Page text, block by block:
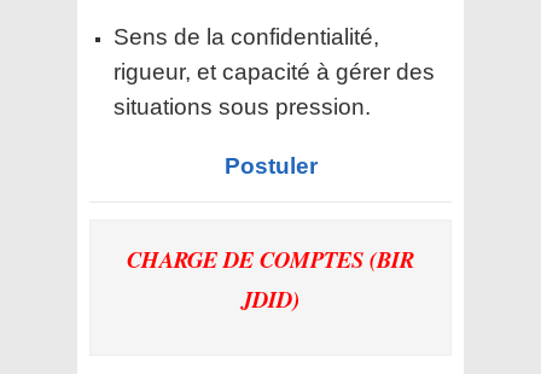
Sens de la confidentialité,
rigueur, et capacité à gérer des
situations sous pression.
Postuler
CHARGE DE COMPTES (BIR
JDID)